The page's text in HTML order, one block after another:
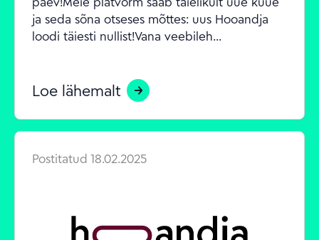
ja seda sõna otseses mõttes: uus Hooandja
loodi täiesti nullist!Vana veebileh...
Loe lähemalt
Postitatud 18.02.2025